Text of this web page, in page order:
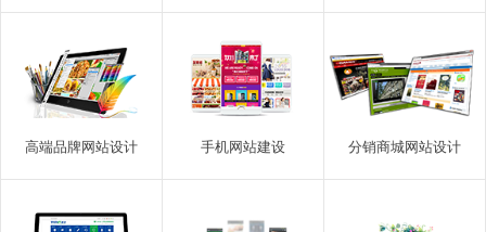
高端品牌网站设计 手机网站建设 分销商城网站设计